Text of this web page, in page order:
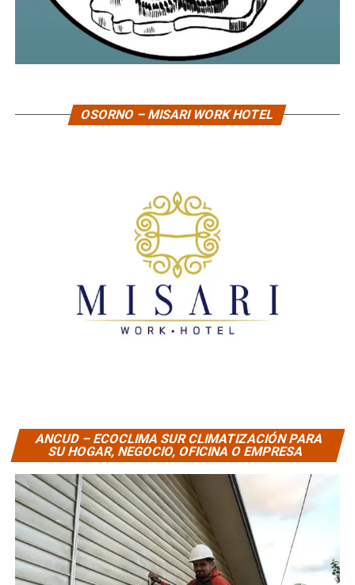
OSORNO – MISARI WORK HOTEL
ANCUD – ECOCLIMA SUR CLIMATIZACIÓN PARA
SU HOGAR, NEGOCIO, OFICINA O EMPRESA